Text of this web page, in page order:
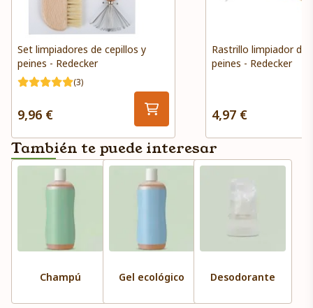
Set limpiadores de cepillos y
peines - Redecker
(3)
9,96 €
Rastrillo limpiador de
peines - Redecker
4,97 €
También te puede interesar
Champú Gel ecológico Desodorante